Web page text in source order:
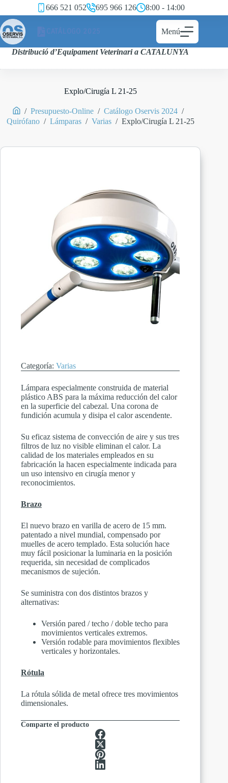
666 521 052 695 966 126 8:00 - 14:00
CATÁLOGO 2025 Menú
Distribució d’Equipament Veterinari a CATALUNYA
Explo/Cirugía L 21-25
/ Presupuesto-Online / Catálogo Oservis 2024 /
Quirófano / Lámparas / Varias / Explo/Cirugía L 21-25
Categoría: Varias
Lámpara especialmente construida de material
plástico ABS para la máxima reducción del calor
en la superficie del cabezal. Una corona de
fundición acumula y disipa el calor ascendente.
Su eficaz sistema de convección de aire y sus tres
filtros de luz no visible eliminan el calor. La
calidad de los materiales empleados en su
fabricación la hacen especialmente indicada para
un uso intensivo en cirugía menor y
reconocimientos.
Brazo
El nuevo brazo en varilla de acero de 15 mm.
patentado a nivel mundial, compensado por
muelles de acero templado. Esta solución hace
muy fácil posicionar la luminaria en la posición
requerida, sin necesidad de complicados
mecanismos de sujeción.
Se suministra con dos distintos brazos y
alternativas:
Versión pared / techo / doble techo para
movimientos verticales extremos.
Versión rodable para movimientos flexibles
verticales y horizontales.
Rótula
La rótula sólida de metal ofrece tres movimientos
dimensionales.
Comparte el producto